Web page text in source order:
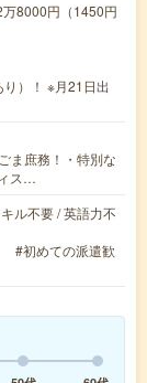
8000円（1450円
）！ ※月21日出
ま庶務！・特別な
ス…
ル不要 / 英語力不
#初めての派遣歓